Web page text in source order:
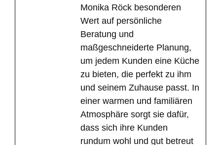
Monika Röck besonderen
Wert auf persönliche
Beratung und
maßgeschneiderte Planung,
um jedem Kunden eine Küche
zu bieten, die perfekt zu ihm
und seinem Zuhause passt. In
einer warmen und familiären
Atmosphäre sorgt sie dafür,
dass sich ihre Kunden
rundum wohl und gut betreut